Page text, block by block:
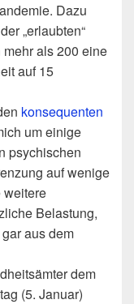
Dazu
„erlaubten“
als 200 eine
auf 15
konsequenten
um einige
psychischen
auf wenige
weitere
Belastung,
aus dem
dem
(5. Januar)